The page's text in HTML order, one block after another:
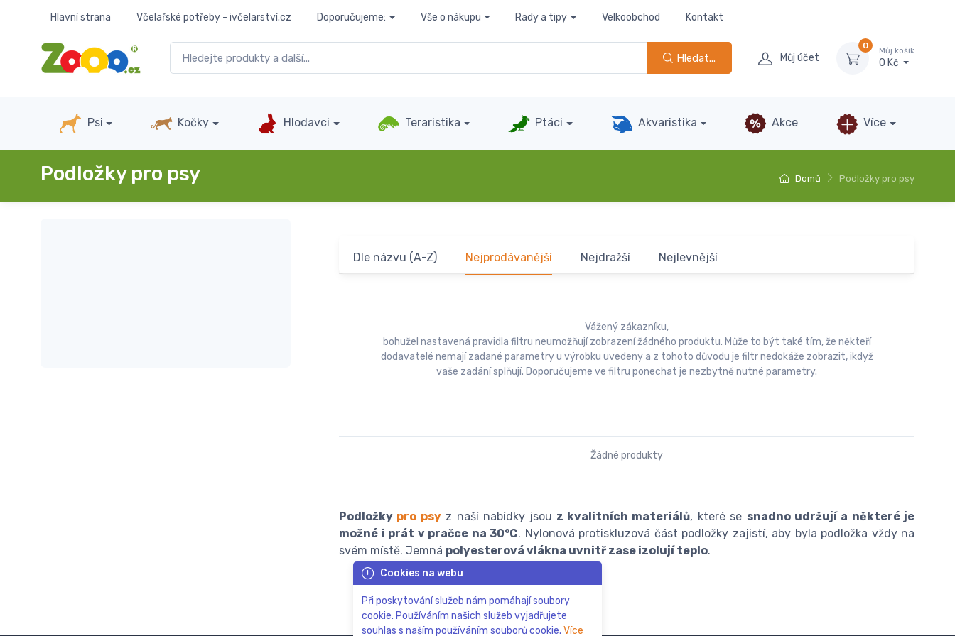
Hlavní strana Včelařské potřeby - ivčelarství.cz Doporučujeme: Vše o nákupu Rady a tipy Velkoobchod Kontakt
Hledat... Můj účet
0
Můj košík
0 Kč
Psi Kočky Hlodavci Teraristika Ptáci Akvaristika Akce Více
Domů Podložky pro psy
Podložky pro psy
Dle názvu (A-Z) Nejprodávanější Nejdražší Nejlevnější
Vážený zákazníku,
bohužel nastavená pravidla filtru neumožňují zobrazení žádného produktu. Může to být také tím, že někteří
dodavatelé nemají zadané parametry u výrobku uvedeny a z tohoto důvodu je filtr nedokáže zobrazit, ikdyž
vaše zadání splňují. Doporučujeme ve filtru ponechat je nezbytně nutné parametry.
Žádné produkty
Podložky pro psyz naší nabídky jsou z kvalitních materiálů, které se snadno udržují a některé je
možné i prát v pračce na 30°C. Nylonová protiskluzová část podložky zajistí, aby byla podložka vždy na
svém místě. Jemná polyesterová vlákna uvnitř zase izolují teplo.
Cookies na webu
Při poskytování služeb nám pomáhají soubory
cookie. Používáním našich služeb vyjadřujete
souhlas s naším používáním souborů cookie. Více